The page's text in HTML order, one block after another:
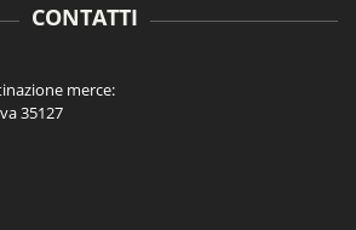
CONTATTI
merce:
35127